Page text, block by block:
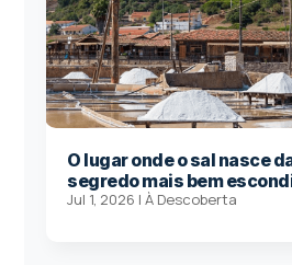
O lugar onde o sal nasce
segredo mais bem
Jul 1, 2026 |À Descoberta